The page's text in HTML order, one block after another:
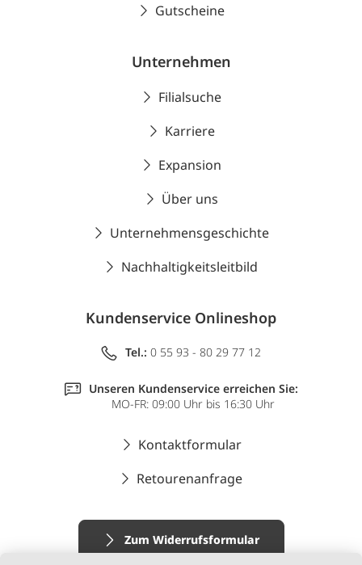
Gutscheine
Unternehmen
Filialsuche
Karriere
Expansion
Über uns
Unternehmensgeschichte
Nachhaltigkeitsleitbild
Kundenservice Onlineshop
Tel.: 0 55 93 - 80 29 77 12
Unseren Kundenservice erreichen Sie:
MO-FR: 09:00 Uhr bis 16:30 Uhr
Kontaktformular
Retourenanfrage
Zum Widerrufsformular